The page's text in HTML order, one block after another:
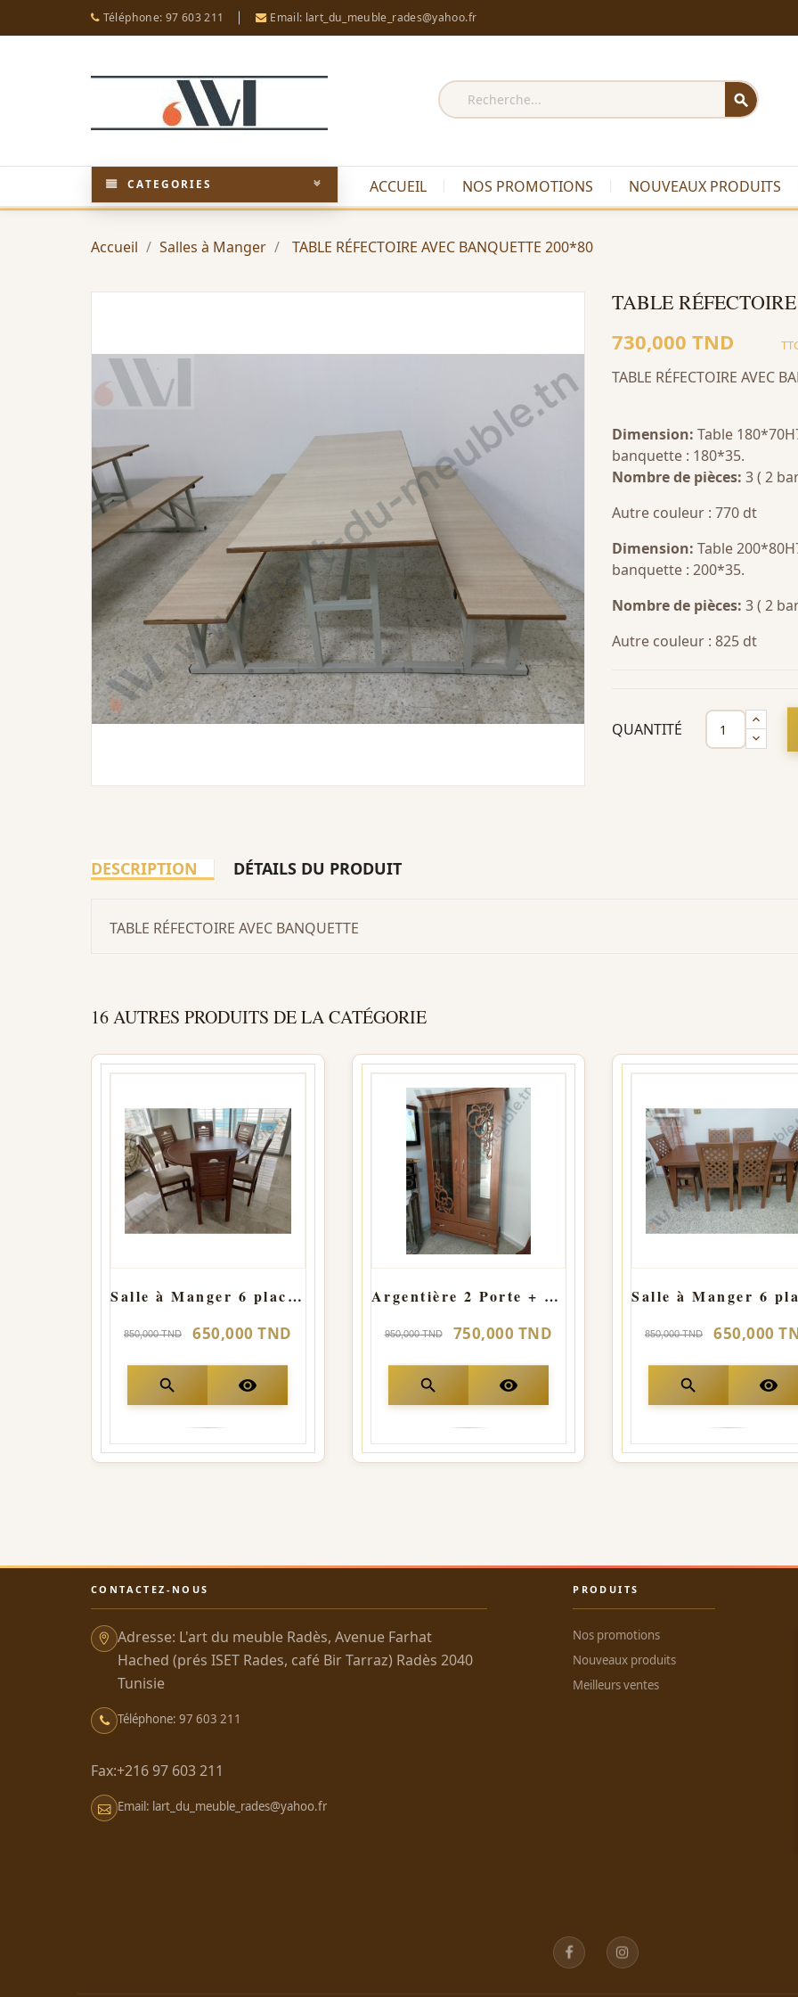
Téléphone: 97 603 211 Email: lart_du_meuble_rades@yahoo.fr
search
CATEGORIES ACCUEIL NOS PROMOTIONS NOUVEAUX PRODUITS
Accueil Salles à Manger TABLE RÉFECTOIRE AVEC BANQUETTE 200*80
TABLE
730,000 TND
TABLE RÉFECTOIRE AVEC
Dimension: Table
banquette : 180*35.
Nombre de pièces: 3 ( 2
Autre couleur : 770 dt
Dimension: Table
banquette : 200*35.
Nombre de pièces: 3 ( 2
Autre couleur : 825 dt
QUANTITÉ
DESCRIPTION DÉTAILS DU PRODUIT
TABLE RÉFECTOIRE AVEC BANQUETTE
16 AUTRES PRODUITS DE LA CATÉGORIE
Salle à Manger 6 places structure bois H CARREAU Ronde
850,000 TND 650,000 TND
search visibility
Argentière 2 Porte + Tiroir
950,000 TND 750,000 TND
search visibility
850,000 TND 650,000
search visibility
CONTACTEZ-NOUS
Adresse: L'art du meuble Radès, Avenue Farhat
Hached (prés ISET Rades, café Bir Tarraz) Radès 2040
Tunisie
Téléphone: 97 603 211
Fax:+216 97 603 211
Email: lart_du_meuble_rades@yahoo.fr
PRODUITS
Nos promotions
Nouveaux produits
Meilleurs ventes
Facebook